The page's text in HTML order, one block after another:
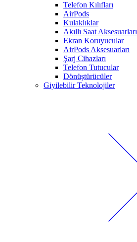
Telefon Kılıfları
AirPods
Kulaklıklar
Akıllı Saat Aksesuarları
Ekran Koruyucular
AirPods Aksesuarları
Şarj Cihazları
Telefon Tutucular
Dönüştürücüler
Giyilebilir Teknolojiler